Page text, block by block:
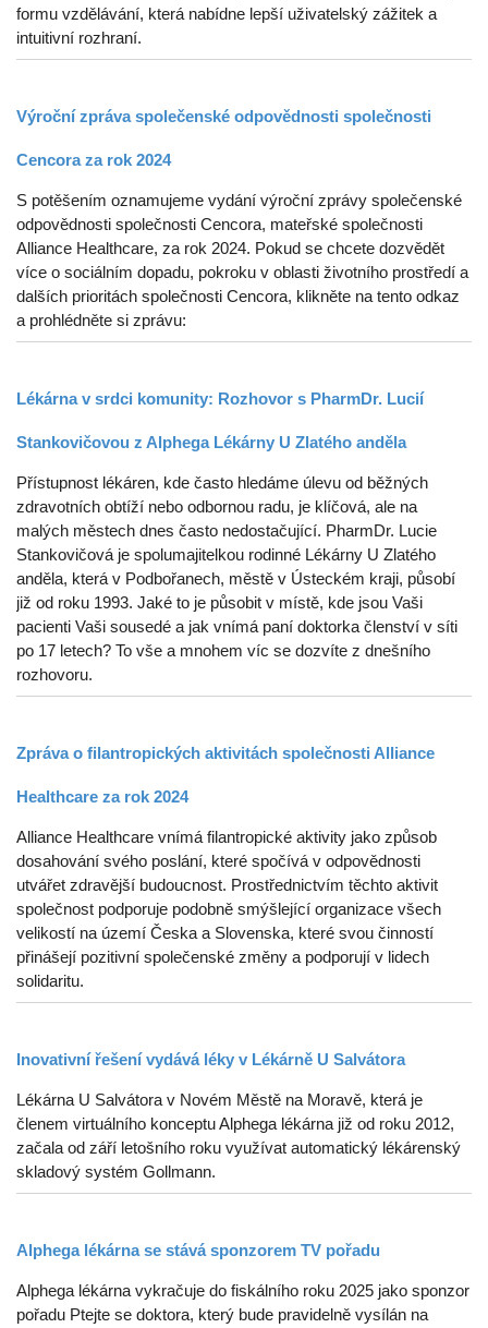
formu vzdělávání, která nabídne lepší uživatelský zážitek a
intuitivní rozhraní.
Výroční zpráva společenské odpovědnosti společnosti
Cencora za rok 2024
S potěšením oznamujeme vydání výroční zprávy společenské
odpovědnosti společnosti Cencora, mateřské společnosti
Alliance Healthcare, za rok 2024. Pokud se chcete dozvědět
více o sociálním dopadu, pokroku v oblasti životního prostředí a
dalších prioritách společnosti Cencora, klikněte na tento odkaz
a prohlédněte si zprávu:
Lékárna v srdci komunity: Rozhovor s PharmDr. Lucií
Stankovičovou z Alphega Lékárny U Zlatého anděla
Přístupnost lékáren, kde často hledáme úlevu od běžných
zdravotních obtíží nebo odbornou radu, je klíčová, ale na
malých městech dnes často nedostačující. PharmDr. Lucie
Stankovičová je spolumajitelkou rodinné Lékárny U Zlatého
anděla, která v Podbořanech, městě v Ústeckém kraji, působí
již od roku 1993. Jaké to je působit v místě, kde jsou Vaši
pacienti Vaši sousedé a jak vnímá paní doktorka členství v síti
po 17 letech? To vše a mnohem víc se dozvíte z dnešního
rozhovoru.
Zpráva o filantropických aktivitách společnosti Alliance
Healthcare za rok 2024
Alliance Healthcare vnímá filantropické aktivity jako způsob
dosahování svého poslání, které spočívá v odpovědnosti
utvářet zdravější budoucnost. Prostřednictvím těchto aktivit
společnost podporuje podobně smýšlející organizace všech
velikostí na území Česka a Slovenska, které svou činností
přinášejí pozitivní společenské změny a podporují v lidech
solidaritu.
Inovativní řešení vydává léky v Lékárně U Salvátora
Lékárna U Salvátora v Novém Městě na Moravě, která je
členem virtuálního konceptu Alphega lékárna již od roku 2012,
začala od září letošního roku využívat automatický lékárenský
skladový systém Gollmann.
Alphega lékárna se stává sponzorem TV pořadu
Alphega lékárna vykračuje do fiskálního roku 2025 jako sponzor
pořadu Ptejte se doktora, který bude pravidelně vysílán na